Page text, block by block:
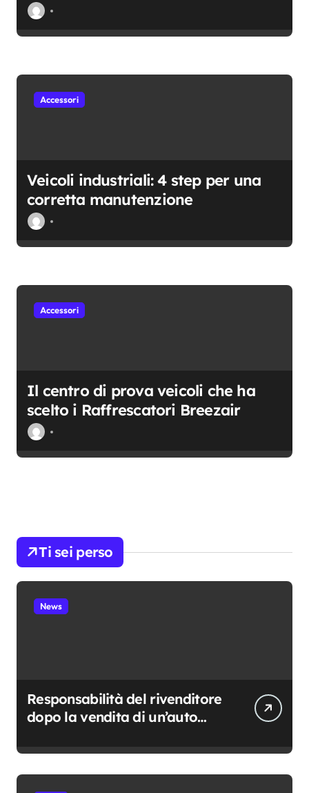
Accessori
Veicoli industriali: 4 step per una
corretta manutenzione
Accessori
Il centro di prova veicoli che ha
scelto i Raffrescatori Breezair
Ti sei perso
News
Responsabilità del rivenditore
dopo la vendita di un’auto
suo carico